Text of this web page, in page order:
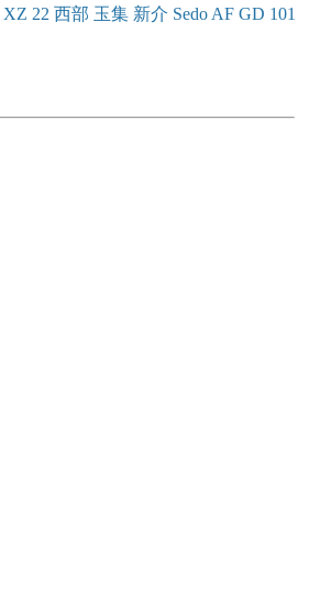
XZ 22 西部 玉集 新介 Sedo AF GD 101